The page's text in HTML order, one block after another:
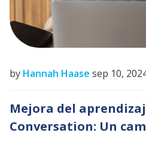
by Hannah Haase sep 10,
Mejora del
Conversation: Un